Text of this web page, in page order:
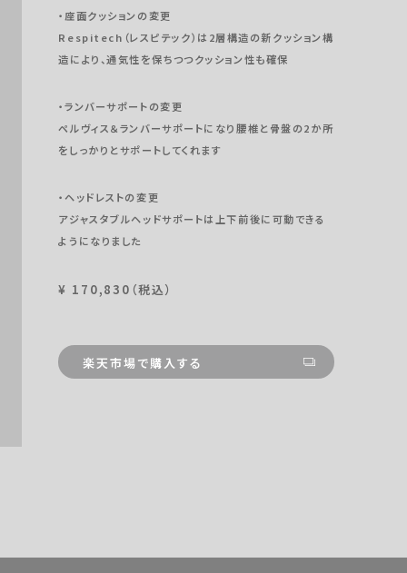
・座面クッションの変更
Respitech（レスピテック）は2層構造の新クッション構
造により、通気性を保ちつつクッション性も確保
・ランバーサポートの変更
ペルヴィス＆ランバーサポートになり腰椎と骨盤の2か所
をしっかりとサポートしてくれます
・ヘッドレストの変更
アジャスタブルヘッドサポートは上下前後に可動できる
ようになりました
¥ 170,830（税込）
楽天市場で購入する